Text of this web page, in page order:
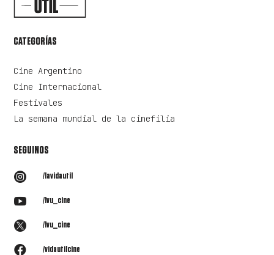
CATEGORÍAS
Cine Argentino
Cine Internacional
Festivales
La semana mundial de la cinefilia
SEGUINOS
 /lavidautil
 /lvu_cine
 /lvu_cine
 /vidautilcine